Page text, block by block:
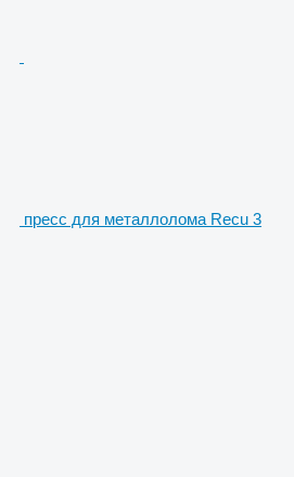
пресс для металлолома Recu 3